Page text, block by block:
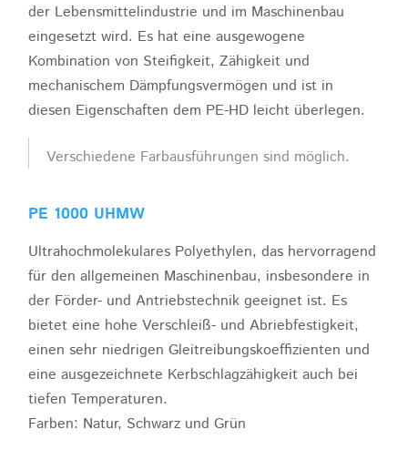
der Lebensmittelindustrie und im Maschinenbau
eingesetzt wird. Es hat eine ausgewogene
Kombination von Steifigkeit, Zähigkeit und
mechanischem Dämpfungsvermögen und ist in
diesen Eigenschaften dem PE-HD leicht überlegen.
Verschiedene Farbausführungen sind möglich.
PE 1000 UHMW
Ultrahochmolekulares Polyethylen, das hervorragend
für den allgemeinen Maschinenbau, insbesondere in
der Förder- und Antriebstechnik geeignet ist. Es
bietet eine hohe Verschleiß- und Abriebfestigkeit,
einen sehr niedrigen Gleitreibungskoeffizienten und
eine ausgezeichnete Kerbschlagzähigkeit auch bei
tiefen Temperaturen.
Farben: Natur, Schwarz und Grün